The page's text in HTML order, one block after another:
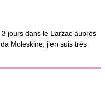
3 jours dans le Larzac auprès
Moleskine, j’en suis très